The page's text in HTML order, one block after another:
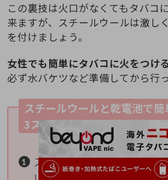
この裏技は火口がなくてもタバコ
来ますが、スチールウールは激し
を付けましょう。
女性でも簡単にタバコに火をつけ
必ず水バケツなど準備してから行
スチールウールと乾電池で
3ステップ
スチールウールをちぎり、